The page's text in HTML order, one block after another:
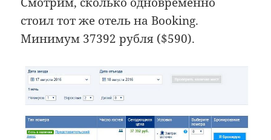
стоил тот же отель на Booking.
Минимум 37392 рубля ($590).